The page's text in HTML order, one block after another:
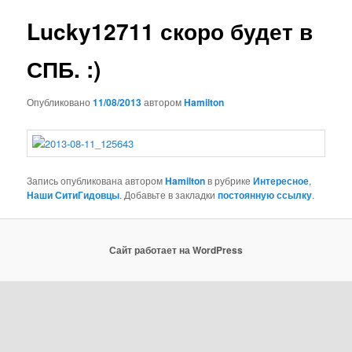
Lucky12711 скоро будет в
СПБ. :)
Опубликовано11/08/2013авторомHamilton
Запись опубликована авторомHamiltonв рубрикеИнтересное,
Наши СитиГидовцы. Добавьте в закладкипостоянную ссылку.
Сайт работает на WordPress